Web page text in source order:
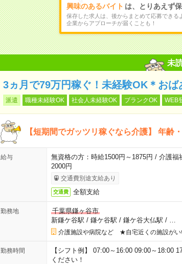
興味のあるバイト は、とりあえず
保存した求人は、後からまとめて応募できる
企業からアプローチが届くことも！
未
3ヵ月で79万円稼ぐ！未経験OK＊お
派遣 職種未経験OK 社会人未経験OK ブランクOK WEB
【短期間でガッツリ稼ぐなら介護】 年齢
給与
無資格の方：時給1500円～1875円 / 介護
2000円
交通費別途支給あり
交通費 全額支給
勤務地
千葉県鎌ヶ谷市
新鎌ケ谷駅 / 鎌ケ谷駅 / 鎌ケ谷大仏駅 /
介護施設や病院など ★自宅近くの施設がい
勤務時間
【シフト例】 07:00～16:00 09:00～18:00
ください！